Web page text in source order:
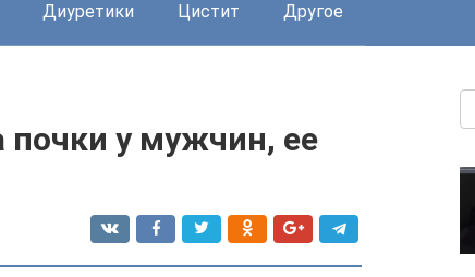
Диуретики Цистит Другое
почки у мужчин, ее